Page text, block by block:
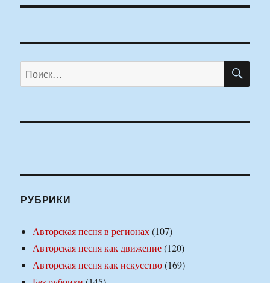
Искать:
РУБРИКИ
Авторская песня в регионах(107)
Авторская песня как движение(120)
Авторская песня как искусство(169)